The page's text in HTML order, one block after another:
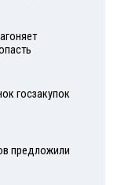
госзакупок
предложили